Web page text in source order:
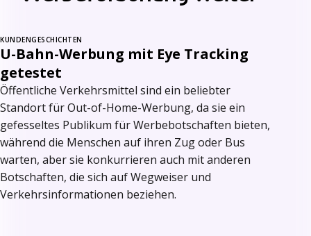
KUNDENGESCHICHTEN
U-Bahn-Werbung mit Eye Tracking
getestet
Öffentliche Verkehrsmittel sind ein beliebter
Standort für Out-of-Home-Werbung, da sie ein
gefesseltes Publikum für Werbebotschaften bieten,
während die Menschen auf ihren Zug oder Bus
warten, aber sie konkurrieren auch mit anderen
Botschaften, die sich auf Wegweiser und
Verkehrsinformationen beziehen.